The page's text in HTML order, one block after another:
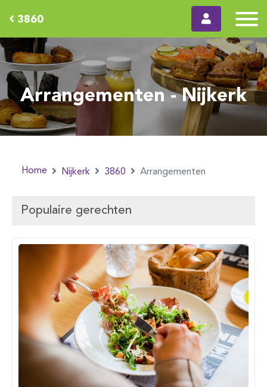
3860
Arrangementen - Nijkerk
Home Nijkerk 3860 Arrangementen
Populaire gerechten